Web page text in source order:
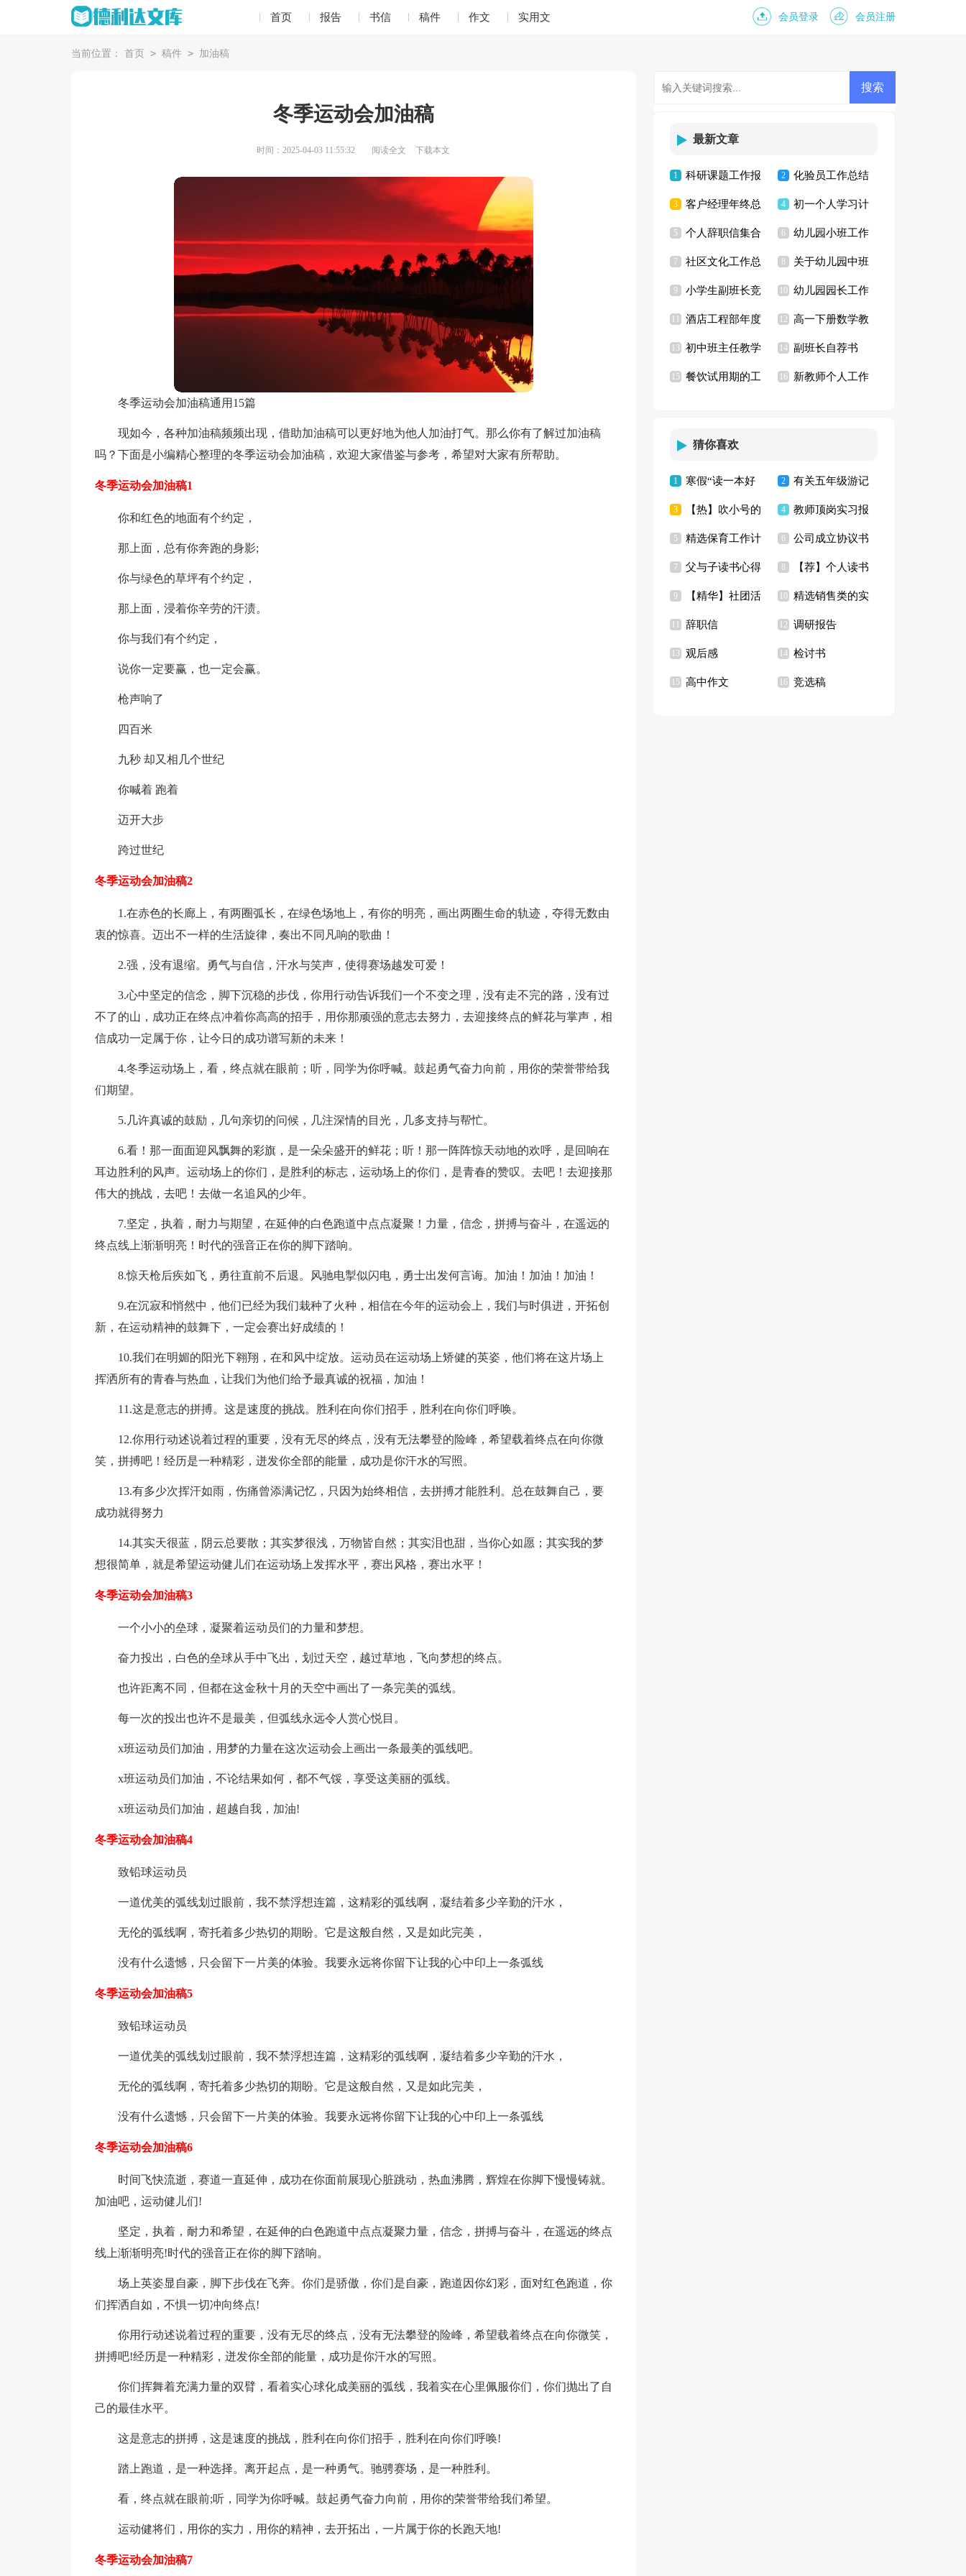
首页 报告 书信 稿件 作文 实用文 会员登录 会员注册
当前位置： 首页 > 稿件 > 加油稿
冬季运动会加油稿
时间：2025-04-03 11:55:32 阅读全文 下载本文
冬季运动会加油稿通用15篇
现如今，各种加油稿频频出现，借助加油稿可以更好地为他人加油打气。那么你有了解过加油稿
吗？下面是小编精心整理的冬季运动会加油稿，欢迎大家借鉴与参考，希望对大家有所帮助。
冬季运动会加油稿1
你和红色的地面有个约定，
那上面，总有你奔跑的身影;
你与绿色的草坪有个约定，
那上面，浸着你辛劳的汗渍。
你与我们有个约定，
说你一定要赢，也一定会赢。
枪声响了
四百米
九秒 却又相几个世纪
你喊着 跑着
迈开大步
跨过世纪
冬季运动会加油稿2
1.在赤色的长廊上，有两圈弧长，在绿色场地上，有你的明亮，画出两圈生命的轨迹，夺得无数由
衷的惊喜。迈出不一样的生活旋律，奏出不同凡响的歌曲！
2.强，没有退缩。勇气与自信，汗水与笑声，使得赛场越发可爱！
3.心中坚定的信念，脚下沉稳的步伐，你用行动告诉我们一个不变之理，没有走不完的路，没有过
不了的山，成功正在终点冲着你高高的招手，用你那顽强的意志去努力，去迎接终点的鲜花与掌声，相
信成功一定属于你，让今日的成功谱写新的未来！
4.冬季运动场上，看，终点就在眼前；听，同学为你呼喊。鼓起勇气奋力向前，用你的荣誉带给我
们期望。
5.几许真诚的鼓励，几句亲切的问候，几注深情的目光，几多支持与帮忙。
6.看！那一面面迎风飘舞的彩旗，是一朵朵盛开的鲜花；听！那一阵阵惊天动地的欢呼，是回响在
耳边胜利的风声。运动场上的你们，是胜利的标志，运动场上的你们，是青春的赞叹。去吧！去迎接那
伟大的挑战，去吧！去做一名追风的少年。
7.坚定，执着，耐力与期望，在延伸的白色跑道中点点凝聚！力量，信念，拼搏与奋斗，在遥远的
终点线上渐渐明亮！时代的强音正在你的脚下踏响。
8.惊天枪后疾如飞，勇往直前不后退。风驰电掣似闪电，勇士出发何言诲。加油！加油！加油！
9.在沉寂和悄然中，他们已经为我们栽种了火种，相信在今年的运动会上，我们与时俱进，开拓创
新，在运动精神的鼓舞下，一定会赛出好成绩的！
10.我们在明媚的阳光下翱翔，在和风中绽放。运动员在运动场上矫健的英姿，他们将在这片场上
挥洒所有的青春与热血，让我们为他们给予最真诚的祝福，加油！
11.这是意志的拼搏。这是速度的挑战。胜利在向你们招手，胜利在向你们呼唤。
12.你用行动述说着过程的重要，没有无尽的终点，没有无法攀登的险峰，希望载着终点在向你微
笑，拼搏吧！经历是一种精彩，迸发你全部的能量，成功是你汗水的写照。
13.有多少次挥汗如雨，伤痛曾添满记忆，只因为始终相信，去拼搏才能胜利。总在鼓舞自己，要
成功就得努力
14.其实天很蓝，阴云总要散；其实梦很浅，万物皆自然；其实泪也甜，当你心如愿；其实我的梦
想很简单，就是希望运动健儿们在运动场上发挥水平，赛出风格，赛出水平！
冬季运动会加油稿3
一个小小的垒球，凝聚着运动员们的力量和梦想。
奋力投出，白色的垒球从手中飞出，划过天空，越过草地，飞向梦想的终点。
也许距离不同，但都在这金秋十月的天空中画出了一条完美的弧线。
每一次的投出也许不是最美，但弧线永远令人赏心悦目。
x班运动员们加油，用梦的力量在这次运动会上画出一条最美的弧线吧。
x班运动员们加油，不论结果如何，都不气馁，享受这美丽的弧线。
x班运动员们加油，超越自我，加油!
冬季运动会加油稿4
致铅球运动员
一道优美的弧线划过眼前，我不禁浮想连篇，这精彩的弧线啊，凝结着多少辛勤的汗水，
无伦的弧线啊，寄托着多少热切的期盼。它是这般自然，又是如此完美，
没有什么遗憾，只会留下一片美的体验。我要永远将你留下让我的心中印上一条弧线
冬季运动会加油稿5
致铅球运动员
一道优美的弧线划过眼前，我不禁浮想连篇，这精彩的弧线啊，凝结着多少辛勤的汗水，
无伦的弧线啊，寄托着多少热切的期盼。它是这般自然，又是如此完美，
没有什么遗憾，只会留下一片美的体验。我要永远将你留下让我的心中印上一条弧线
冬季运动会加油稿6
时间飞快流逝，赛道一直延伸，成功在你面前展现心脏跳动，热血沸腾，辉煌在你脚下慢慢铸就。
加油吧，运动健儿们!
坚定，执着，耐力和希望，在延伸的白色跑道中点点凝聚力量，信念，拼搏与奋斗，在遥远的终点
线上渐渐明亮!时代的强音正在你的脚下踏响。
场上英姿显自豪，脚下步伐在飞奔。你们是骄傲，你们是自豪，跑道因你幻彩，面对红色跑道，你
们挥洒自如，不惧一切冲向终点!
你用行动述说着过程的重要，没有无尽的终点，没有无法攀登的险峰，希望载着终点在向你微笑，
拼搏吧!经历是一种精彩，迸发你全部的能量，成功是你汗水的写照。
你们挥舞着充满力量的双臂，看着实心球化成美丽的弧线，我着实在心里佩服你们，你们抛出了自
己的最佳水平。
这是意志的拼搏，这是速度的挑战，胜利在向你们招手，胜利在向你们呼唤!
踏上跑道，是一种选择。离开起点，是一种勇气。驰骋赛场，是一种胜利。
看，终点就在眼前;听，同学为你呼喊。鼓起勇气奋力向前，用你的荣誉带给我们希望。
运动健将们，用你的实力，用你的精神，去开拓出，一片属于你的长跑天地!
冬季运动会加油稿7
最新文章
1 科研课题工作报
告5篇
2 化验员工作总结
3 客户经理年终总
结15篇
4 初一个人学习计
划
5 个人辞职信集合
15篇
6 幼儿园小班工作
总结 15篇
7 社区文化工作总
结
8 关于幼儿园中班
工作计划
9 小学生副班长竞
选演讲稿
10 幼儿园园长工作
总结15篇
酒店工程部年度
工作计划
12 高一下册数学教
学计划15篇
13 初中班主任教学
计划
14 副班长自荐书
15 餐饮试用期的工 16 新教师个人工作
猜你喜欢
1 寒假“读一本好
书”活动方案
2 有关五年级游记
作文汇编6篇
3 【热】吹小号的
天鹅读后感
4 教师顶岗实习报
告15篇
5 精选保育工作计
划模板锦集四篇
6 公司成立协议书
范文汇编五篇
7 父与子读书心得
(15篇)
8 【荐】个人读书
心得
9 【精华】社团活
动计划范文合集六篇
10 精选销售类的实
习报告模板汇编五篇
辞职信 12 调研报告
13 观后感 14 检讨书
15 高中作文 16 竞选稿